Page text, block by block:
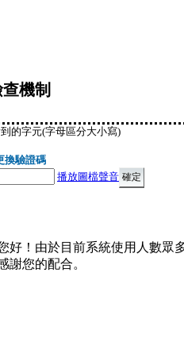
機制
的字元(字母區分大小寫)
換驗證碼
播放圖檔聲音
好！由於目前系統使用人數眾
謝您的配合。